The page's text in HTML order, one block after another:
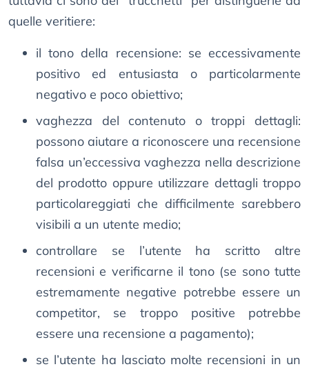
quelle veritiere:
il tono della recensione: se eccessivamente
positivo ed entusiasta o particolarmente
negativo e poco obiettivo;
vaghezza del contenuto o troppi dettagli:
possono aiutare a riconoscere una recensione
falsa un’eccessiva vaghezza nella descrizione
del prodotto oppure utilizzare dettagli troppo
particolareggiati che difficilmente sarebbero
visibili a un utente medio;
controllare se l’utente ha scritto altre
recensioni e verificarne il tono (se sono tutte
estremamente negative potrebbe essere un
competitor, se troppo positive potrebbe
essere una recensione a pagamento);
se l’utente ha lasciato molte recensioni in un